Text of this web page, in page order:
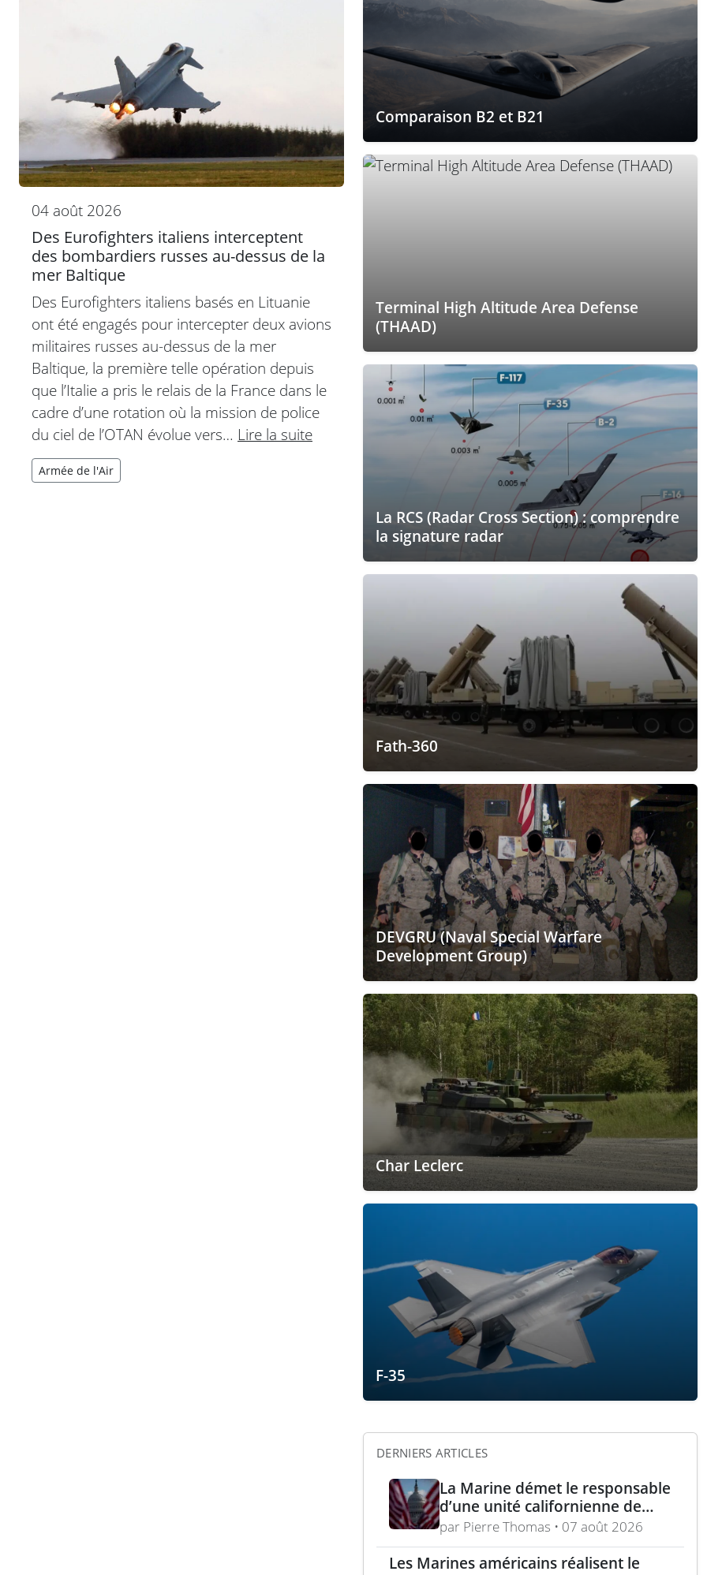
04 août 2026
Des Eurofighters italiens interceptent
des bombardiers russes au-dessus de la
mer Baltique
Des Eurofighters italiens basés en Lituanie
ont été engagés pour intercepter deux avions
militaires russes au-dessus de la mer
Baltique, la première telle opération depuis
que l’Italie a pris le relais de la France dans le
cadre d’une rotation où la mission de police
du ciel de l’OTAN évolue vers… Lire la suite
Armée de l'Air
Comparaison B2 et B21
Terminal High Altitude Area Defense
(THAAD)
La RCS (Radar Cross Section) : comprendre
la signature radar
Fath-360
DEVGRU (Naval Special Warfare
Development Group)
Char Leclerc
F-35
DERNIERS ARTICLES
La Marine démet le responsable
d’une unité californienne de
formation médicale
par Pierre Thomas • 07 août 2026
Les Marines américains réalisent le